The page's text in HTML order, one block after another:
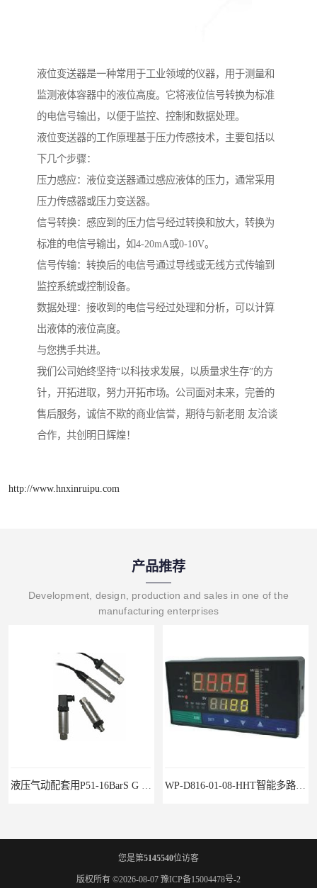
液位变送器是一种常用于工业领域的仪器，用于测量和
监测液体容器中的液位高度。它将液位信号转换为标准
的电信号输出，以便于监控、控制和数据处理。
液位变送器的工作原理基于压力传感技术，主要包括以
下几个步骤：
压力感应：液位变送器通过感应液体的压力，通常采用
压力传感器或压力变送器。
信号转换：感应到的压力信号经过转换和放大，转换为
标准的电信号输出，如4-20mA或0-10V。
信号传输：转换后的电信号通过导线或无线方式传输到
监控系统或控制设备。
数据处理：接收到的电信号经过处理和分析，可以计算
出液体的液位高度。
与您携手共进。
我们公司始终坚持“以科技求发展，以质量求生存”的方
针，开拓进取，努力开拓市场。公司面对未来，完善的
售后服务，诚信不欺的商业信誉，期待与新老朋 友洽谈
合作，共创明日辉煌！
http://www.hnxinruipu.com
产品推荐
Development, design, production and sales in one of the
manufacturing enterprises
您是第5145540位访客
版权所有 ©2026-08-07 豫ICP备15004478号-2